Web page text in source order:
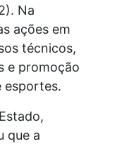
Na
ações em
técnicos,
e promoção
esportes.
que a